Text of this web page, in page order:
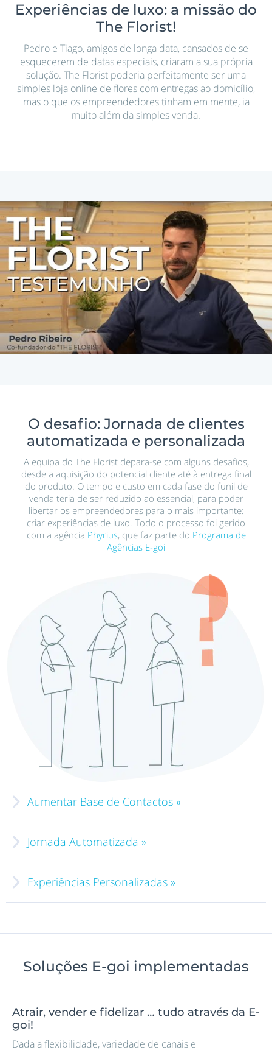
Experiências de luxo: a missão do
The Florist!
Pedro e Tiago, amigos de longa data, cansados de se
esquecerem de datas especiais, criaram a sua própria
solução. The Florist poderia perfeitamente ser uma
simples loja online de flores com entregas ao domicílio,
mas o que os empreendedores tinham em mente, ia
muito além da simples venda.
O desafio: Jornada de clientes
automatizada e personalizada
A equipa do The Florist depara-se com alguns desafios,
desde a aquisição do potencial cliente até à entrega final
do produto. O tempo e custo em cada fase do funil de
venda teria de ser reduzido ao essencial, para poder
libertar os empreendedores para o mais importante:
criar experiências de luxo. Todo o processo foi gerido
com a agência Phyrius, que faz parte do Programa de
Agências E-goi
Aumentar Base de Contactos »
Jornada Automatizada »
Experiências Personalizadas »
Soluções E-goi implementadas
Atrair, vender e fidelizar … tudo através da E-
goi!
Dada a flexibilidade, variedade de canais e